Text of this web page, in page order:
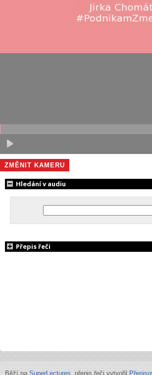
ZMĚNIT KAMERU
Hledání v audiu
Přepis řeči
Běží na SuperLectures , přepis řeči vytvořil